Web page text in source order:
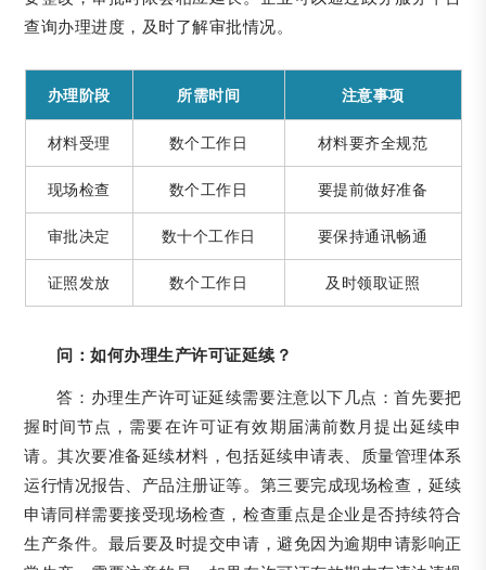
查询办理进度，及时了解审批情况。
办理阶段 所需时间 注意事项
材料受理 数个工作日 材料要齐全规范
现场检查 数个工作日 要提前做好准备
审批决定 数十个工作日 要保持通讯畅通
证照发放 数个工作日 及时领取证照
问：如何办理生产许可证延续？
答：办理生产许可证延续需要注意以下几点：首先要把
握时间节点，需要在许可证有效期届满前数月提出延续申
请。其次要准备延续材料，包括延续申请表、质量管理体系
运行情况报告、产品注册证等。第三要完成现场检查，延续
申请同样需要接受现场检查，检查重点是企业是否持续符合
生产条件。最后要及时提交申请，避免因为逾期申请影响正